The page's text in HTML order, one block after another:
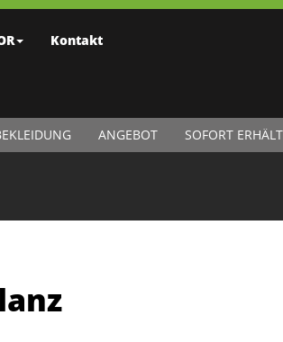
Kontakt
ANGEBOT SOFORT